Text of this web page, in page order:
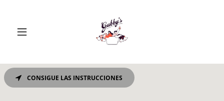
CONSIGUE LAS INSTRUCCIONES